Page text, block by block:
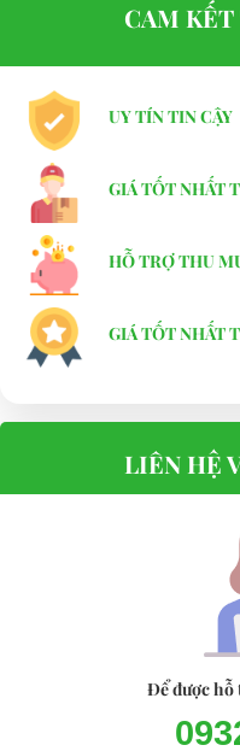
CAM
UY TÍN TIN CẬY
GIÁ TỐT NHẤT
HỖ TRỢ THU
GIÁ TỐT NHẤT
LIÊN HỆ
Để được hỗ